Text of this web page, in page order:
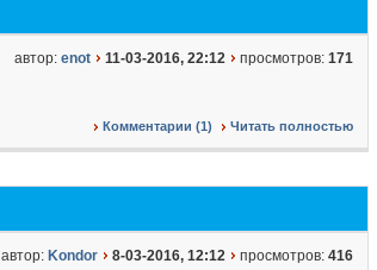
автор: enot 11-03-2016, 22:12 просмотров: 171
Комментарии (1) Читать полностью
автор: Kondor 8-03-2016, 12:12 просмотров: 416